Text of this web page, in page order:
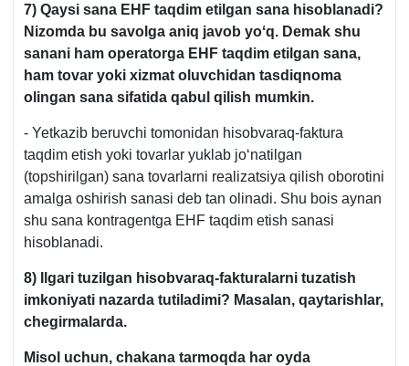
7) Qaysi sana EHF taqdim etilgan sana hisoblanadi?
Nizomda bu savolga aniq javob yoʻq. Demak shu
sanani ham operatorga EHF taqdim etilgan sana,
ham tovar yoki хizmat oluvchidan tasdiqnoma
olingan sana sifatida qabul qilish mumkin.
- Yetkazib beruvchi tomonidan hisobvaraq-faktura
taqdim etish yoki tovarlar yuklab joʻnatilgan
(topshirilgan) sana tovarlarni realizatsiya qilish oborotini
amalga oshirish sanasi deb tan olinadi. Shu bois aynan
shu sana kontragentga EHF taqdim etish sanasi
hisoblanadi.
8) Ilgari tuzilgan hisobvaraq-fakturalarni tuzatish
imkoniyati nazarda tutiladimi? Masalan, qaytarishlar,
chegirmalarda.
Misol uchun, chakana tarmoqda har oyda